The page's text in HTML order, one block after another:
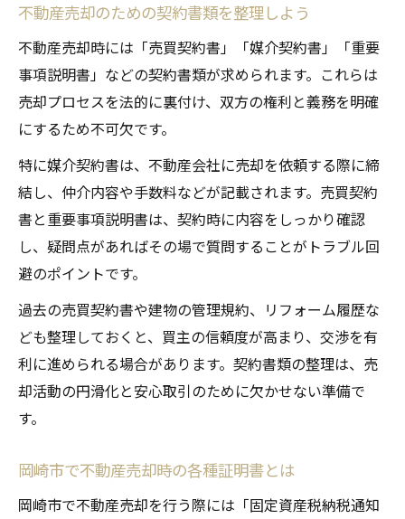
不動産売却のための契約書類を整理しよう
不動産売却時には「売買契約書」「媒介契約書」「重要
事項説明書」などの契約書類が求められます。これらは
売却プロセスを法的に裏付け、双方の権利と義務を明確
にするため不可欠です。
特に媒介契約書は、不動産会社に売却を依頼する際に締
結し、仲介内容や手数料などが記載されます。売買契約
書と重要事項説明書は、契約時に内容をしっかり確認
し、疑問点があればその場で質問することがトラブル回
避のポイントです。
過去の売買契約書や建物の管理規約、リフォーム履歴な
ども整理しておくと、買主の信頼度が高まり、交渉を有
利に進められる場合があります。契約書類の整理は、売
却活動の円滑化と安心取引のために欠かせない準備で
す。
岡崎市で不動産売却時の各種証明書とは
岡崎市で不動産売却を行う際には「固定資産税納税通知